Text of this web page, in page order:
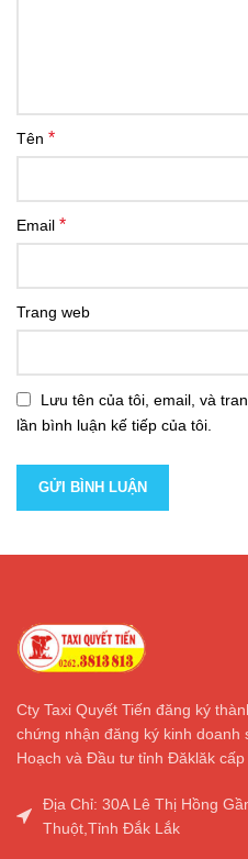
Tên *
Email *
Trang web
Lưu tên của tôi, email, và
lần bình luận kế tiếp của tôi.
Cty Taxi Quyết Tiến đăng ký
chứng nhận đăng ký kinh doanh
Hoạch và Đầu tư tỉnh Đăklăk cấp
Địa Chỉ: 30A Lê Thị Hồng
Thuột,Tỉnh Đắk Lắk